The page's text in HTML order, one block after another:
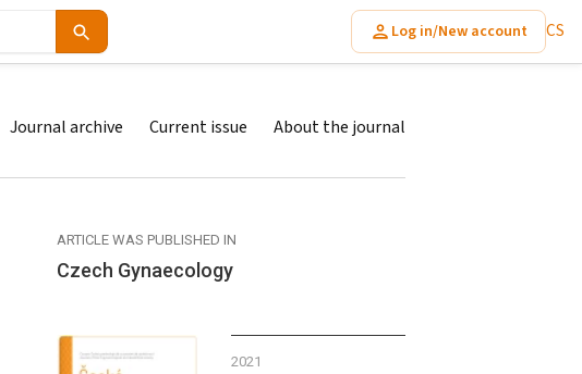
Log in/New account CS
Journal archive Current issue About the journal
ARTICLE WAS PUBLISHED IN
Czech Gynaecology
2021